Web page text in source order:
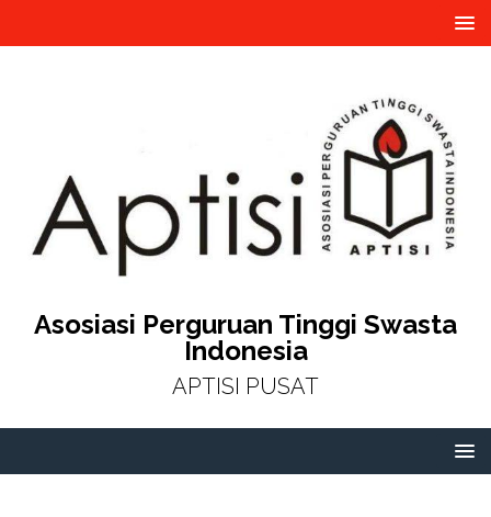
Asosiasi Perguruan Tinggi Swasta
Indonesia
APTISI PUSAT